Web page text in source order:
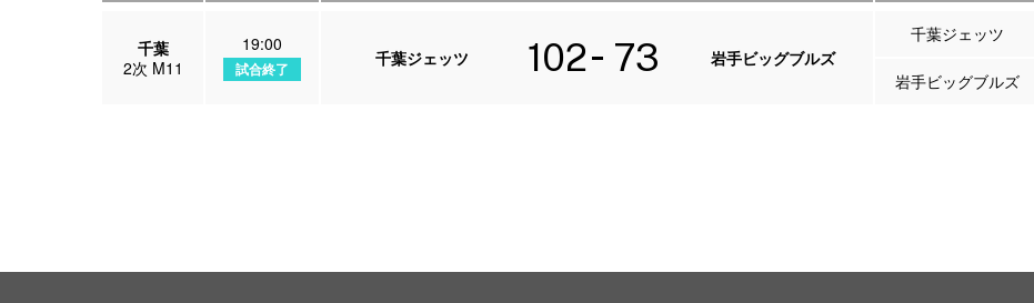
千葉
2次 M11
19:00
試合終了 千葉ジェッツ 102 73 岩手ビッグブルズ
千葉ジェッツ
岩手ビッグブルズ